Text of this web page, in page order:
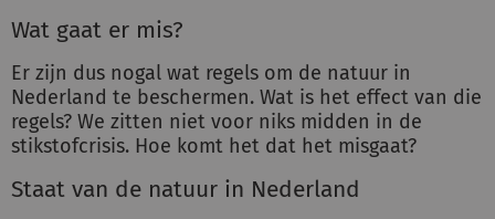
Wat gaat er mis?
Er zijn dus nogal wat regels om de natuur in
Nederland te beschermen. Wat is het effect van die
regels? We zitten niet voor niks midden in de
stikstofcrisis. Hoe komt het dat het misgaat?
Staat van de natuur in Nederland